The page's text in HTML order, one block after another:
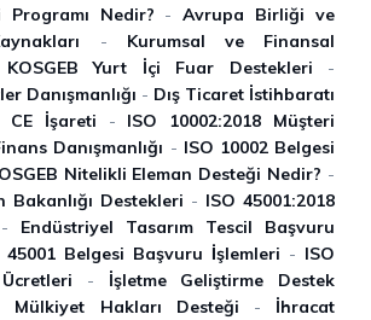
Nedir? -Avrupa Birliği ve
- Kurumsal ve Finansal
KOSGEB Yurt İçi Fuar Destekleri -
Danışmanlığı - Dış Ticaret İstihbaratı
CE İşareti - ISO 10002:2018 Müşteri
Danışmanlığı - ISO 10002 Belgesi
Nitelikli Eleman Desteği Nedir? -
Bakanlığı Destekleri - ISO 45001:2018
- Endüstriyel Tasarım Tescil Başvuru
45001 Belgesi Başvuru İ̇şlemleri - ISO
- İşletme Geliştirme Destek
Mülkiyet Hakları Desteği - İhracat